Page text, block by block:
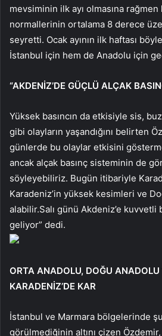
mevsiminin ilk ayı olmasına
normallerinin ortalama 8 derece
seyretti. Ocak ayının ilk haftası
İstanbul için hem de Anadolu için
“AKDENİZ’DE GÜÇLÜ ALÇAK
Yüksek basıncın da etkisiyle sis,
gibi olayların yaşandığını belirten
günlerde bu olaylar etkisini
ancak alçak basınç sisteminin de
söyleyebiliriz. Bugün itibariyle
Karadeniz’in yüksek kesimleri ve
alabilir.Salı günü Akdeniz’e kuvvetli
geliyor” dedi.
ORTA ANADOLU, DOĞU ANADOLU
KARADENİZ’DE KAR
İstanbul ve Marmara bölgelerinde şu
görülmediğinin altını çizen